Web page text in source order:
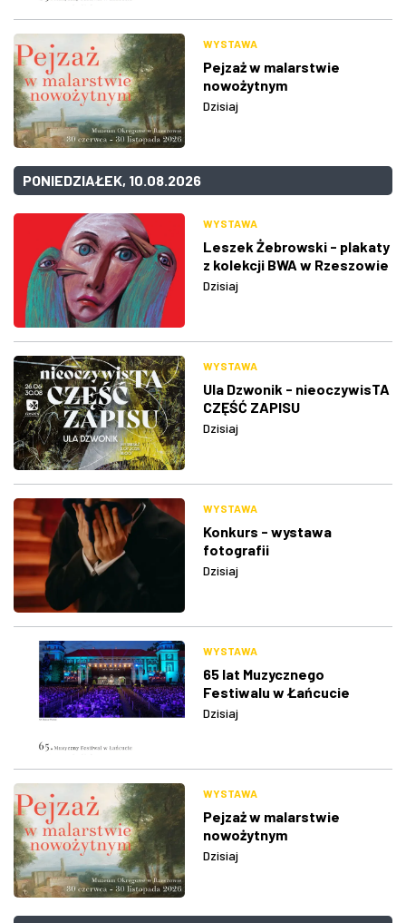
WYSTAWA
Pejzaż w malarstwie
nowożytnym
Dzisiaj
PONIEDZIAŁEK, 10.08.2026
WYSTAWA
Leszek Żebrowski - plakaty
z kolekcji BWA w Rzeszowie
Dzisiaj
WYSTAWA
Ula Dzwonik - nieoczywisTA
CZĘŚĆ ZAPISU
Dzisiaj
WYSTAWA
Konkurs - wystawa
fotografii
Dzisiaj
WYSTAWA
65 lat Muzycznego
Festiwalu w Łańcucie
Dzisiaj
WYSTAWA
Pejzaż w malarstwie
nowożytnym
Dzisiaj